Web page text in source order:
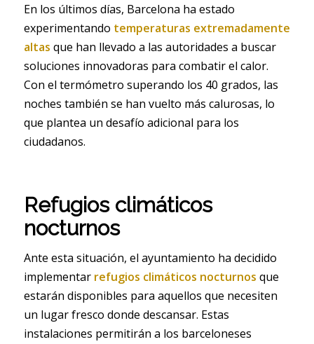
En los últimos días, Barcelona ha estado
experimentando temperaturas extremadamente
altas que han llevado a las autoridades a buscar
soluciones innovadoras para combatir el calor.
Con el termómetro superando los 40 grados, las
noches también se han vuelto más calurosas, lo
que plantea un desafío adicional para los
ciudadanos.
Refugios climáticos
nocturnos
Ante esta situación, el ayuntamiento ha decidido
implementar refugios climáticos nocturnos que
estarán disponibles para aquellos que necesiten
un lugar fresco donde descansar. Estas
instalaciones permitirán a los barceloneses